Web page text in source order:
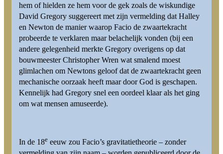
hem of hielden ze hem voor de gek zoals de wiskundige
David Gregory suggereert met zijn vermelding dat Halley
en Newton de manier waarop Facio de zwaartekracht
probeerde te verklaren maar belachelijk vonden (bij een
andere gelegenheid merkte Gregory overigens op dat
bouwmeester Christopher Wren wat smalend moest
glimlachen om Newtons geloof dat de zwaartekracht geen
mechanische oorzaak heeft maar door God is geschapen.
Kennelijk had Gregory snel een oordeel klaar als het ging
om wat mensen amuseerde).
In de 18e eeuw zou Facio’s gravitatietheorie – zonder